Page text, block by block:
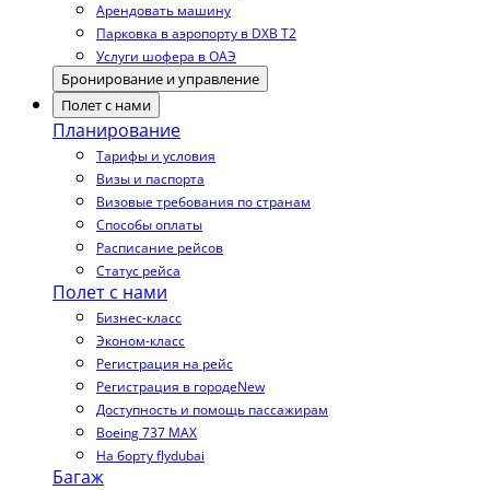
Арендовать машину
Парковка в аэропорту в DXB T2
Услуги шофера в ОАЭ
Бронирование и управление
Полет с нами
Планирование
Тарифы и условия
Визы и паспорта
Визовые требования по странам
Способы оплаты
Расписание рейсов
Статус рейса
Полет с нами
Бизнес-класс
Эконом-класс
Регистрация на рейс
Регистрация в городеNew
Доступность и помощь пассажирам
Boeing 737 MAX
На борту flydubai
Багаж